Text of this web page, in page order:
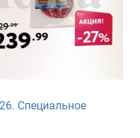
Специальное